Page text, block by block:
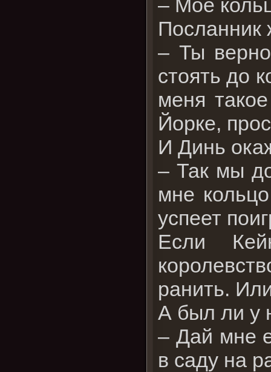
Посланник
– Ты
стоять до
меня
Йорке,
И Динь
– Так мы
мне
успеет
Если
ранить.
А был ли у
– Дай мне
в саду на